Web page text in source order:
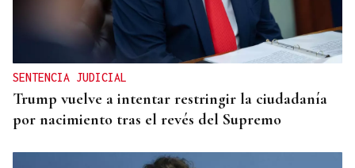
SENTENCIA JUDICIAL
Trump vuelve a intentar restringir la ciudadanía
por nacimiento tras el revés del Supremo